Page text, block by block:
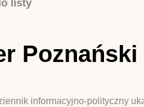
listy
Poznański
informacyjno-polityczny